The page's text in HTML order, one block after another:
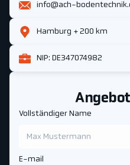
Vollständiger Name
E-mail
info@ach-
Hamburg + 200 km
NIP: DE347074982